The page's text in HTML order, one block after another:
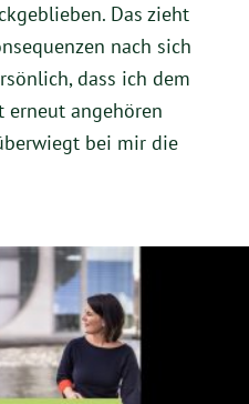
Das zieht
nach sich
dass ich dem
erneut angehören
bei mir die